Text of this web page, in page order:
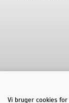
CVR
Vi bruger cookies